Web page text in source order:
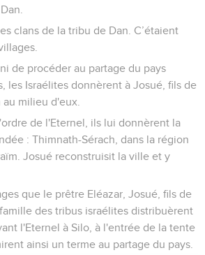
clans de la tribu de Dan. C’étaient
de procéder au partage du pays
les Israélites donnèrent à Josué, fils de
milieu d'eux.
de l'Eternel, ils lui donnèrent la
: Thimnath-Sérach, dans la région
Josué reconstruisit la ville et y
que le prêtre Eléazar, Josué, fils de
des tribus israélites distribuèrent
l'Eternel à Silo, à l'entrée de la tente
ainsi un terme au partage du pays.